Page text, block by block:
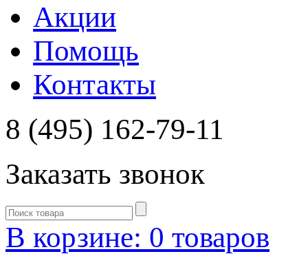
Акции
Помощь
Контакты
8 (495) 162-79-11
Заказать звонок
В корзине: 0 товаров